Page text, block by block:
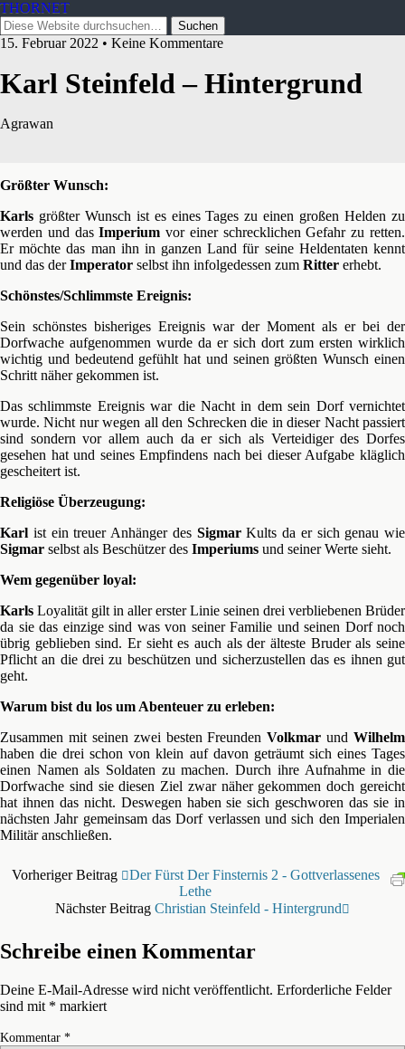
THORNET
15. Februar 2022 • Keine Kommentare
Karl Steinfeld – Hintergrund
Agrawan
Größter Wunsch:
Karls größter Wunsch ist es eines Tages zu einen großen Helden zu
werden und dasImperium vor einer schrecklichen Gefahr zu retten.
Er möchte das man ihn in ganzen Land für seine Heldentaten kennt
und das derImperator selbst ihn infolgedessen zum Ritter erhebt.
Schönstes/Schlimmste Ereignis:
Sein schönstes bisheriges Ereignis war der Moment als er bei der
Dorfwache aufgenommen wurde da er sich dort zum ersten wirklich
wichtig und bedeutend gefühlt hat und seinen größten Wunsch einen
Schritt näher gekommen ist.
Das schlimmste Ereignis war die Nacht in dem sein Dorf vernichtet
wurde. Nicht nur wegen all den Schrecken die in dieser Nacht passiert
sind sondern vor allem auch da er sich als Verteidiger des Dorfes
gesehen hat und seines Empfindens nach bei dieser Aufgabe kläglich
gescheitert ist.
Religiöse Überzeugung:
Karl ist ein treuer Anhänger des SigmarKults da er sich genau wie
Sigmar selbst als Beschützer des Imperiums und seiner Werte sieht.
Wem gegenüber loyal:
Karls Loyalität gilt in aller erster Linie seinen drei verbliebenen Brüder
da sie das einzige sind was von seiner Familie und seinen Dorf noch
übrig geblieben sind. Er sieht es auch als der älteste Bruder als seine
Pflicht an die drei zu beschützen und sicherzustellen das es ihnen gut
geht.
Warum bist du los um Abenteuer zu erleben:
Zusammen mit seinen zwei besten FreundenVolkmar und Wilhelm
haben die drei schon von klein auf davon geträumt sich eines Tages
einen Namen als Soldaten zu machen. Durch ihre Aufnahme in die
Dorfwache sind sie diesen Ziel zwar näher gekommen doch gereicht
hat ihnen das nicht. Deswegen haben sie sich geschworen das sie in
nächsten Jahr gemeinsam das Dorf verlassen und sich den Imperialen
Militär anschließen.
Vorheriger Beitrag
Der Fürst Der Finsternis 2 - Gottverlassenes
Lethe
Nächster Beitrag Christian Steinfeld - Hintergrund
Schreibe einen Kommentar
Deine E-Mail-Adresse wird nicht veröffentlicht. Erforderliche Felder
sind mit * markiert
Kommentar *